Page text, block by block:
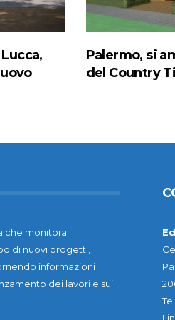
Palermo, si
del Country
che monitora
di nuovi progetti,
informazioni
dei lavori e sui